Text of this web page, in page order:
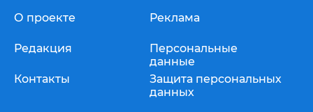
О проекте
Редакция
Контакты
Реклама
Персональные
данные
Защита персональных
данных